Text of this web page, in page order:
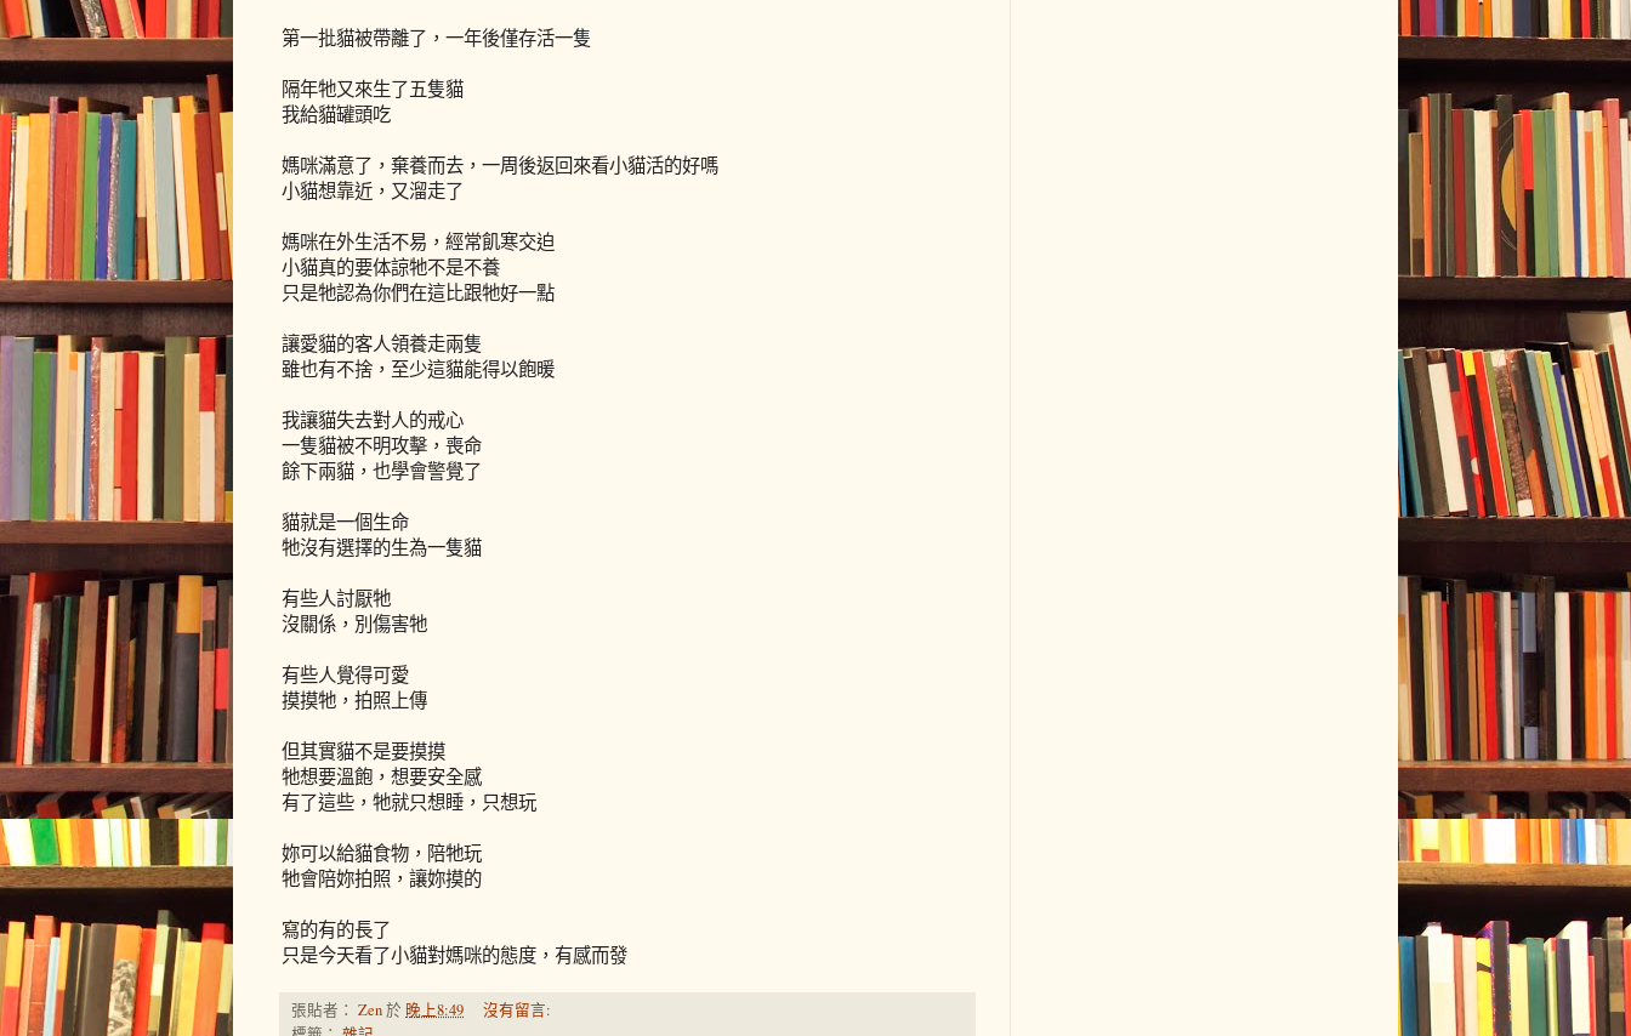
第一批貓被帶離了，一年後僅存活一隻
隔年牠又來生了五隻貓
我給貓罐頭吃
媽咪滿意了，棄養而去，一周後返回來看小貓活的好嗎
小貓想靠近，又溜走了
媽咪在外生活不易，經常飢寒交迫
小貓真的要体諒牠不是不養
只是牠認為你們在這比跟牠好一點
讓愛貓的客人領養走兩隻
雖也有不捨，至少這貓能得以飽暖
我讓貓失去對人的戒心
一隻貓被不明攻擊，喪命
餘下兩貓，也學會警覺了
貓就是一個生命
牠沒有選擇的生為一隻貓
有些人討厭牠
沒關係，別傷害牠
有些人覺得可愛
摸摸牠，拍照上傳
但其實貓不是要摸摸
牠想要溫飽，想要安全感
有了這些，牠就只想睡，只想玩
妳可以給貓食物，陪牠玩
牠會陪妳拍照，讓妳摸的
寫的有的長了
只是今天看了小貓對媽咪的態度，有感而發
張貼者： Zen於 晚上8:49
沒有留言: